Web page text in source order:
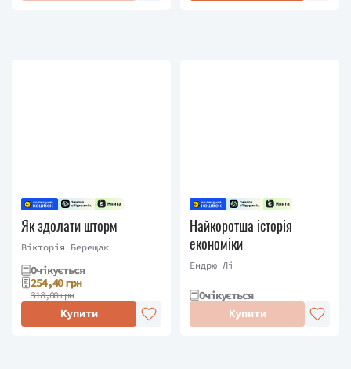
Як здолати шторм
Вікторія Берещак
Очікується
254,40 грн
318,00 грн
Купити
Найкоротша історія
економіки
Ендрю Лі
Очікується
Купити